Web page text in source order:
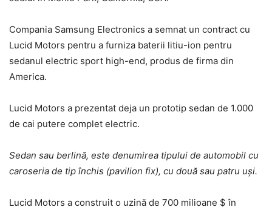
Compania Samsung Electronics a semnat un contract cu
Lucid Motors pentru a furniza baterii litiu-ion pentru
sedanul electric sport high-end, produs de firma din
America.
Lucid Motors a prezentat deja un prototip sedan de 1.000
de cai putere complet electric.
Sedan sau berlină, este denumirea tipului de automobil cu
caroseria de tip închis (pavilion fix), cu două sau patru uși.
Lucid Motors a construit o uzină de 700 milioane $ în